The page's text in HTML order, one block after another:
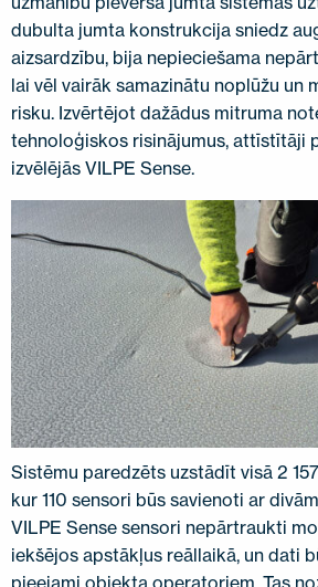
dubulta jumta konstrukcija sniedz
aizsardzību, bija nepieciešama
lai vēl vairāk samazinātu noplūžu un
risku. Izvērtējot dažādus mitruma
tehnoloģiskos risinājumus, attīstītāji
izvēlējās VILPE Sense.
Sistēmu paredzēts uzstādīt visā 2
kur 110 sensori būs savienoti ar
VILPE Sense sensori nepārtraukti
iekšējos apstākļus reāllaikā, un dati
pieejami objekta operatoriem. Tas